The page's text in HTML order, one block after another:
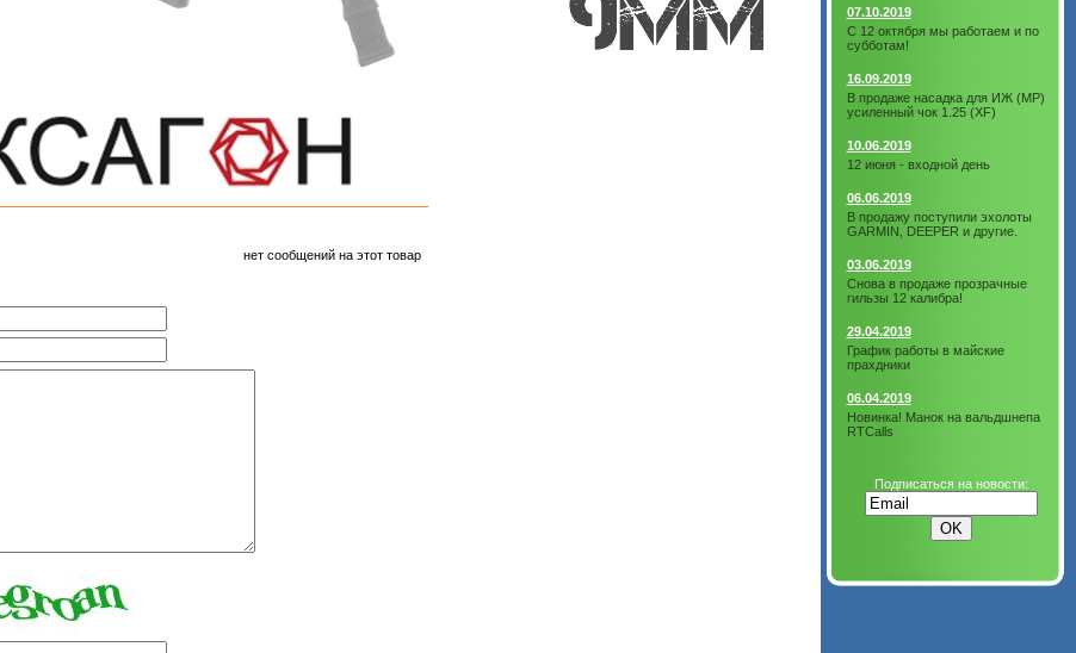
нет сообщений на этот товар
07.10.2019
С 12 октября мы работаем и по
субботам!
16.09.2019
В продаже насадка для ИЖ (МР)
усиленный чок 1.25 (XF)
10.06.2019
12 июня - входной день
06.06.2019
В продажу поступили эхолоты
GARMIN, DEEPER и другие.
03.06.2019
Снова в продаже прозрачные
гильзы 12 калибра!
29.04.2019
График работы в майские
прахдники
06.04.2019
Новинка! Манок на вальдшнепа
RTCalls
Подписаться на новости: